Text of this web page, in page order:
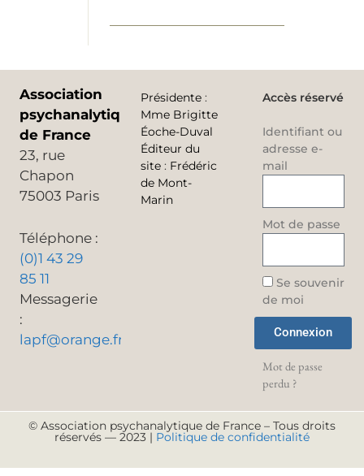
Association
psychanalytique
de France
23, rue
Chapon
75003 Paris
Téléphone :
(0)1 43 29
85 11
Messagerie
:
lapf@orange.fr
Présidente :
Mme Brigitte
Éoche-Duval
Éditeur du
site : Frédéric
de Mont-
Marin
Accès réservé
Identifiant ou
adresse e-
mail
Mot de passe
Se souvenir
de moi
Connexion
Mot de passe
perdu ?
© Association psychanalytique de France – Tous droits
réservés — 2023 | Politique de confidentialité